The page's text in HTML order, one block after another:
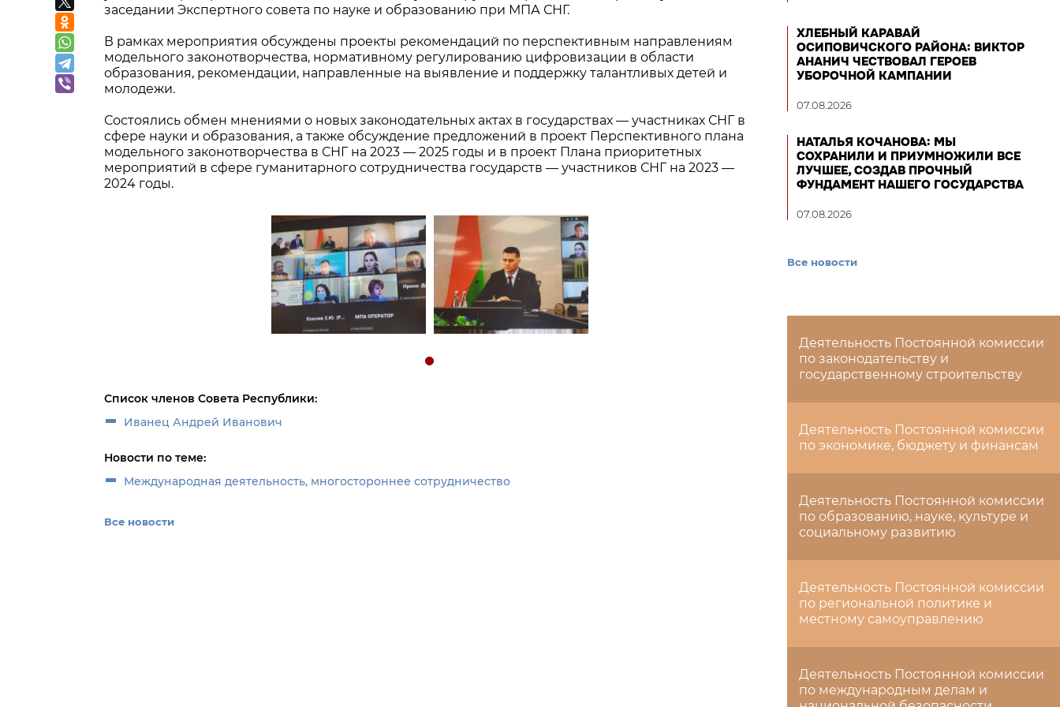
заседании Экспертного совета по науке и образованию при МПА СНГ.
В рамках мероприятия обсуждены проекты рекомендаций по перспективным направлениям
модельного законотворчества, нормативному регулированию цифровизации в области
образования, рекомендации, направленные на выявление и поддержку талантливых детей и
молодежи.
Состоялись обмен мнениями о новых законодательных актах в государствах — участниках СНГ в
сфере науки и образования, а также обсуждение предложений в проект Перспективного плана
модельного законотворчества в СНГ на 2023 — 2025 годы и в проект Плана приоритетных
мероприятий в сфере гуманитарного сотрудничества государств — участников СНГ на 2023 —
2024 годы.
Список членов Совета Республики:
Иванец Андрей Иванович
Новости по теме:
Международная деятельность, многостороннее сотрудничество
Все новости
ХЛЕБНЫЙ КАРАВАЙ
ОСИПОВИЧСКОГО РАЙОНА: ВИКТОР
АНАНИЧ ЧЕСТВОВАЛ ГЕРОЕВ
УБОРОЧНОЙ КАМПАНИИ
07.08.2026
НАТАЛЬЯ КОЧАНОВА: МЫ
СОХРАНИЛИ И ПРИУМНОЖИЛИ ВСЕ
ЛУЧШЕЕ, СОЗДАВ ПРОЧНЫЙ
ФУНДАМЕНТ НАШЕГО ГОСУДАРСТВА
07.08.2026
Все новости
Деятельность Постоянной комиссии
по законодательству и
государственному строительству
Деятельность Постоянной комиссии
по экономике, бюджету и финансам
Деятельность Постоянной комиссии
по образованию, науке, культуре и
социальному развитию
Деятельность Постоянной комиссии
по региональной политике и
местному самоуправлению
Деятельность Постоянной комиссии
по международным делам и